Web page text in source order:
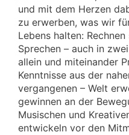
und mit dem Herzen
zu erwerben, was wir
Lebens halten:
Sprechen – auch in
allein und miteinander
Kenntnisse aus der
vergangenen – Welt
gewinnen an der
Musischen und
entwickeln vor den